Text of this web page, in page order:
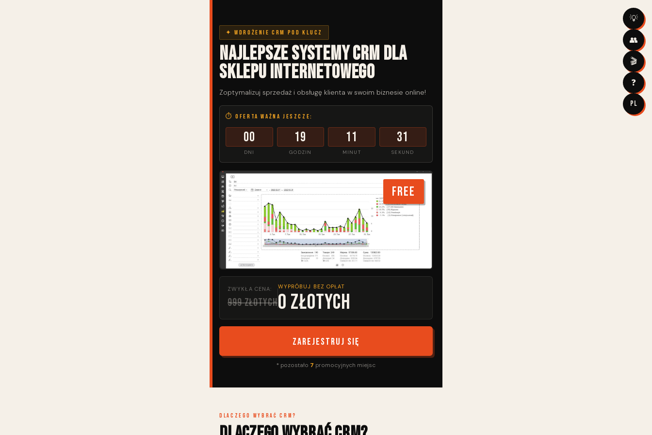
💡
👥
🎬
❓
PL
✦ Wdrożenie CRM pod klucz
Najlepsze systemy CRM dla
sklepu internetowego
Zoptymalizuj sprzedaż i obsługę klienta w swoim biznesie online!
⏱ Oferta ważna jeszcze:
00
DNI
19
GODZIN
11
MINUT
30
SEKUND
FREE
ZWYKŁA CENA:
999 złotych
WYPRÓBUJ BEZ OPŁAT
0 złotych
Zarejestruj się
* pozostało 7 promocyjnych miejsc
Dlaczego wybrać CRM?